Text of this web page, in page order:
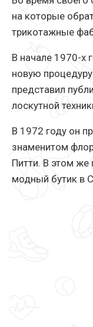
на которые
трикотажные
В начале 1970-х
новую
представил
лоскутной
В 1972 году он
знаменитом
Питти. В этом же
модный бутик в